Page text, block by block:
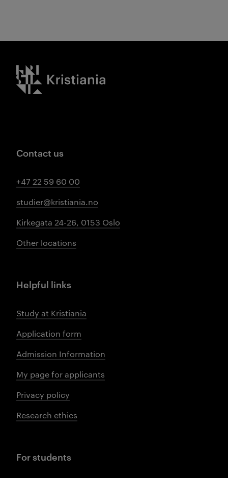
Kristiania logo
Contact us
+47 22 59 60 00
studier@kristiania.no
Kirkegata 24-26, 0153 Oslo
Other locations
Helpful links
Study at Kristiania
Application form
Admission Information
My page for applicants
Privacy policy
Research ethics
For students